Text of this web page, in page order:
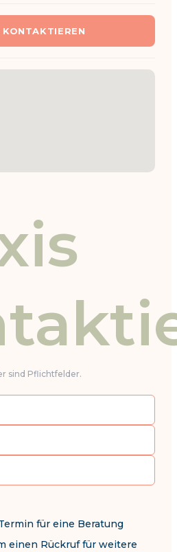
KONTAKTIEREN
sind Pflichtfelder.
für eine Beratung
einen Rückruf für weitere